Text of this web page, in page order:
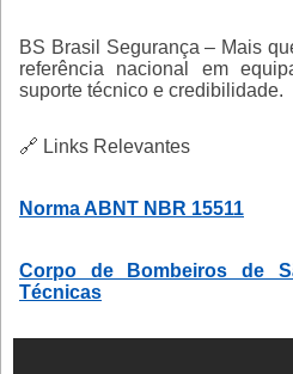
BS Brasil Segurança – Mais
referência nacional em
suporte técnico e credibilidade.
🔗 Links Relevantes
Norma ABNT NBR 15511
Corpo de Bombeiros de
Técnicas